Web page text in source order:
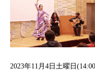
2023年11月4日土曜日